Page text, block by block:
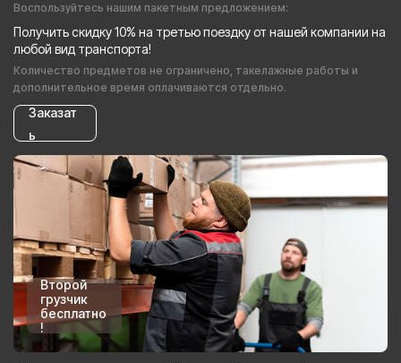
Воспользуйтесь нашим пакетным предложением:
Получить скидку 10% на третью поездку от нашей компании на
любой вид транспорта!
Количество предметов не ограничено, такелажные работы и
дополнительное время оплачиваются отдельно.
Заказат
ь
Второй
грузчик
бесплатно
!